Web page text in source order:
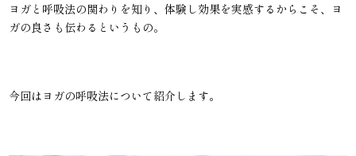
ヨガと呼吸法の関わりを知り、体験し効果を実感するからこそ、ヨ
ガの良さも伝わるというもの。
今回はヨガの呼吸法について紹介します。